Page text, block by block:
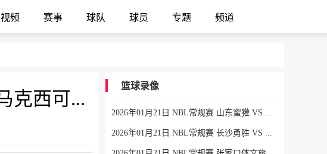
视频 赛事 球队 球员 专题 频道
到底参不参加扣篮大赛？埃奇库姆刚又发文：我和马克西可能会参加 篮球录像
2026年01月21日 NBL常规赛 山东蜜獾 VS 焦作文旅 全场录像
2026年01月21日 NBL常规赛 长沙勇胜 VS 江西鲸裕清酒 全场录像